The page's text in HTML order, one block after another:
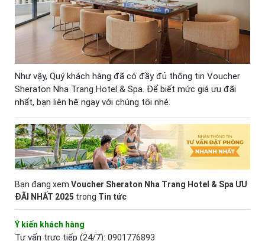
Như vậy, Quý khách hàng đã có đầy đủ thông tin Voucher
Sheraton Nha Trang Hotel & Spa. Để biết mức giá ưu đãi
nhất, bạn liên hệ ngay với chúng tôi nhé.
Bạn đang xem Voucher Sheraton Nha Trang Hotel & Spa ƯU
ĐÃI NHẤT 2025 trong Tin tức
Ý kiến khách hàng
Tư vấn trực tiếp (24/7): 0901776893